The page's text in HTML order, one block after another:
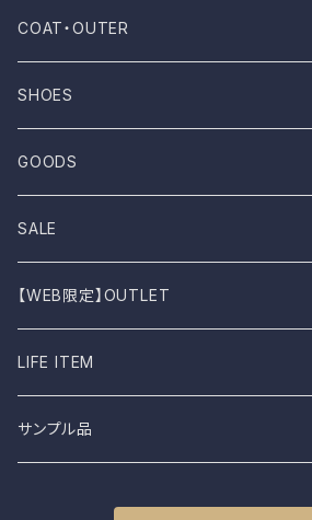
NOVESTA
ROTOTO
UES
Dansko
BIRKEN STOCK
shimaai
NAPRON
Shirt
No sleeve
One-piece
Parkar
Knit
Sweatshirt
Vest
Pants
Skirts
COAT・OUTER
Coat
Outer
Jacket
SHOES
Sneakers
Sandal
Boots
GOODS
Bag
Stall
Socks
Cap
SALE
【WEB限定】OUTLET
B品
LIFE ITEM
食器
サンプル品